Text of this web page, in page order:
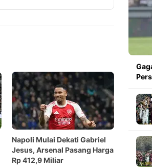
Napoli Mulai Dekati Gabriel
Jesus, Arsenal Pasang Harga
Rp 412,9 Miliar